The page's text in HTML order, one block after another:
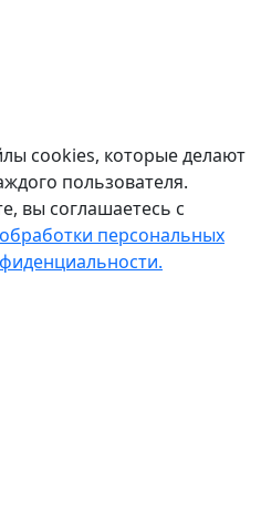
cookies, которые делают
пользователя.
вы соглашаетесь с
персональных